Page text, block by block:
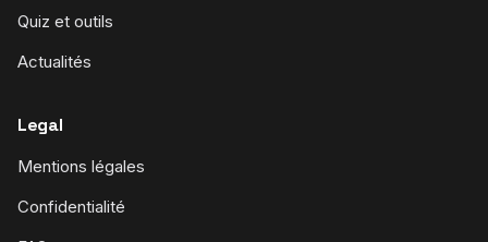
Quiz et outils
Actualités
Legal
Mentions légales
Confidentialité